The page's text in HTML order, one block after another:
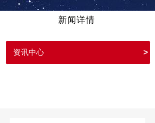
新闻详情
资讯中心 >